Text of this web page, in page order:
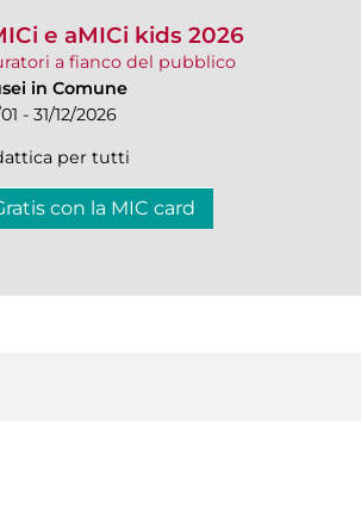
e aMICi kids 2026
a fianco del pubblico
in Comune
- 31/12/2026
per tutti
con la MIC card